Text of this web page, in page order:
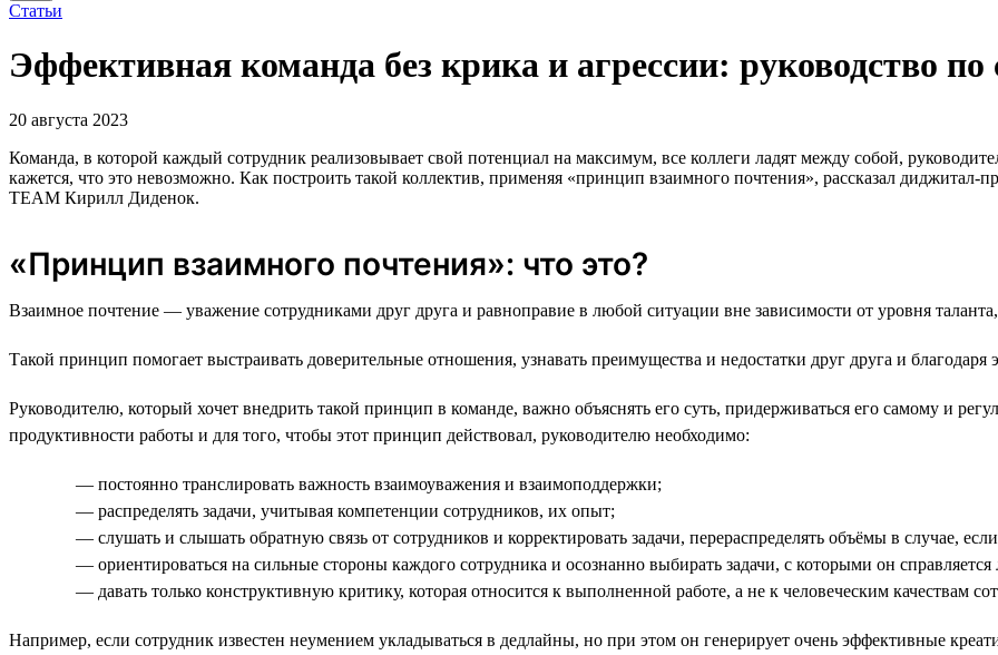
Статьи
Эффективная команда без крика и агрессии: руководство по
20 августа 2023
Команда, в которой каждый сотрудник реализовывает свой потенциал на максимум, все коллеги ладят между собой,
кажется, что это невозможно. Как построить такой коллектив, применяя «принцип взаимного почтения», рассказал
TEAM Кирилл Диденок.
«Принцип взаимного почтения»: что это?
Взаимное почтение — уважение сотрудниками друг друга и равноправие в любой ситуации вне зависимости от уровня
Такой принцип помогает выстраивать доверительные отношения, узнавать преимущества и недостатки друг друга и
Руководителю, который хочет внедрить такой принцип в команде, важно объяснять его суть, придерживаться его самому и
продуктивности работы и для того, чтобы этот принцип действовал, руководителю необходимо:
— постоянно транслировать важность взаимоуважения и взаимоподдержки;
— распределять задачи, учитывая компетенции сотрудников, их опыт;
— слушать и слышать обратную связь от сотрудников и корректировать задачи, перераспределять объёмы в случае,
— ориентироваться на сильные стороны каждого сотрудника и осознанно выбирать задачи, с которыми он
— давать только конструктивную критику, которая относится к выполненной работе, а не к человеческим качествам
Например, если сотрудник известен неумением укладываться в дедлайны, но при этом он генерирует очень эффективные